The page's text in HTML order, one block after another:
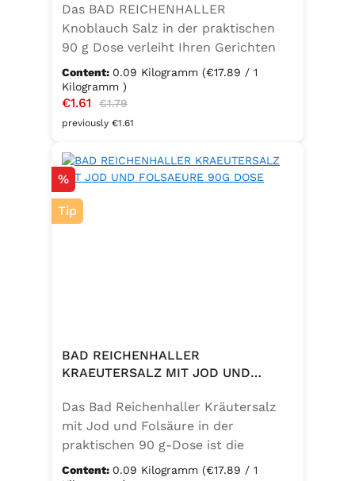
Das BAD REICHENHALLER
Knoblauch Salz in der praktischen
90 g Dose verleiht Ihren Gerichten
einen vollmundigen, aromatischen
Knoblauchgeschmack. Hergestellt
ohne Geschmacksverstärker, zu 100
% vegan und glutenfrei – ideal für
zum Würzen von Pasta, Fleisch,
Fisch, Gemüse und mediterranen
Speisen. Zutaten:Siedesalz, 10 %
Knoblauch, 5 % Kräuter und
Content: 0.09 Kilogramm (€17.89 / 1
Kilogramm )
Sale price:
€1.61 Regular price:
€1.79
previously €1.61
Discount
%
Tip
BAD REICHENHALLER
KRAEUTERSALZ MIT JOD UND
Das Bad Reichenhaller Kräutersalz
mit Jod und Folsäure in der
praktischen 90 g-Dose ist die
aromatische Würzmischung für eine
Content: 0.09 Kilogramm (€17.89 / 1